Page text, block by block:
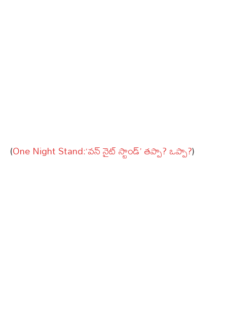
(One Night Stand:‘వన్ నైట్ స్టాండ్’ తప్పా? ఒప్పా?)